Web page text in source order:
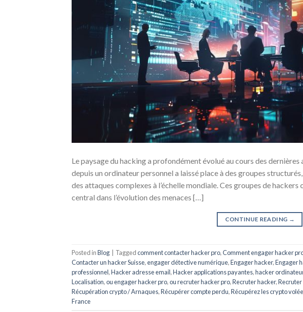
Le paysage du hacking a profondément évolué au cours des dernières
depuis un ordinateur personnel a laissé place à des groupes
des attaques complexes à l’échelle mondiale. Ces groupes de
central dans l’évolution des menaces […]
CONTINUE READING →
Posted inBlog Taggedcomment contacter hacker pro,Comment engager hacker
Contacter un hacker Suisse,engager détective numérique,Engager hacker,Engager
professionnel,Hacker adresse email,Hacker applications payantes,hacker
Localisation,ou engager hacker pro,ou recruter hacker pro,Recruter hacker,
Récupération crypto / Arnaques,Récupérer compte perdu,Récupérez les crypto volée
France